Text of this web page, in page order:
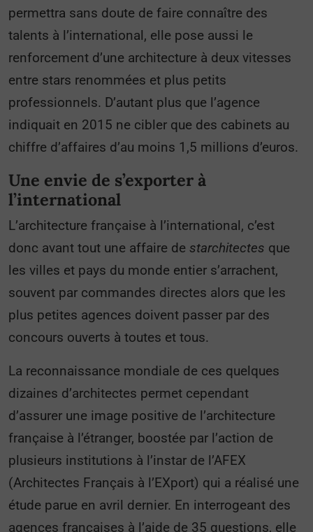
permettra sans doute de faire connaître des
talents à l’international, elle pose aussi le
renforcement d’une architecture à deux vitesses
entre stars renommées et plus petits
professionnels. D’autant plus que l’agence
indiquait en 2015 ne cibler que des cabinets au
chiffre d’affaires d’au moins 1,5 millions d’euros.
Une envie de s’exporter à
l’international
L’architecture française à l’international, c’est
donc avant tout une affaire de starchitectes que
les villes et pays du monde entier s’arrachent,
souvent par commandes directes alors que les
plus petites agences doivent passer par des
concours ouverts à toutes et tous.
La reconnaissance mondiale de ces quelques
dizaines d’architectes permet cependant
d’assurer une image positive de l’architecture
française à l’étranger, boostée par l’action de
plusieurs institutions à l’instar de l’AFEX
(Architectes Français à l’EXport) qui a réalisé une
étude parue en avril dernier. En interrogeant des
agences françaises à l’aide de 35 questions, elle